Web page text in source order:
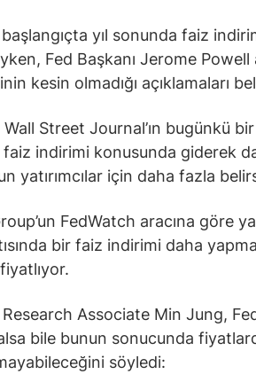
yıl sonunda faiz
Fed Başkanı Jerome Powell
kesin olmadığı açıklamaları
Wall Street Journal’ın bugünkü
faiz indirimi konusunda giderek
yatırımcılar için daha fazla
FedWatch aracına göre
bir faiz indirimi daha yapma
Associate Min Jung,
bile bunun sonucunda
söyledi: